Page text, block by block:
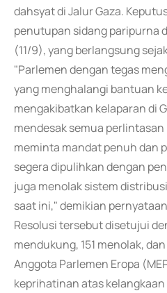
dahsyat di Jalur Gaza.
penutupan sidang paripurna
(11/9), yang berlangsung
"Parlemen dengan tegas
yang menghalangi bantuan
mengakibatkan kelaparan di
mendesak semua
meminta mandat penuh dan
segera dipulihkan dengan
juga menolak sistem
saat ini," demikian
Resolusi tersebut disetujui
mendukung, 151 menolak,
Anggota Parlemen Eropa
keprihatinan atas